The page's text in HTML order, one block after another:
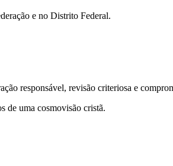
e no Distrito Federal.
responsável, revisão criteriosa e
de uma cosmovisão cristã.